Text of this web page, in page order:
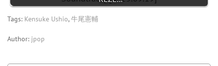
Tags: Kensuke Ushio,牛尾憲輔
Author: jpop